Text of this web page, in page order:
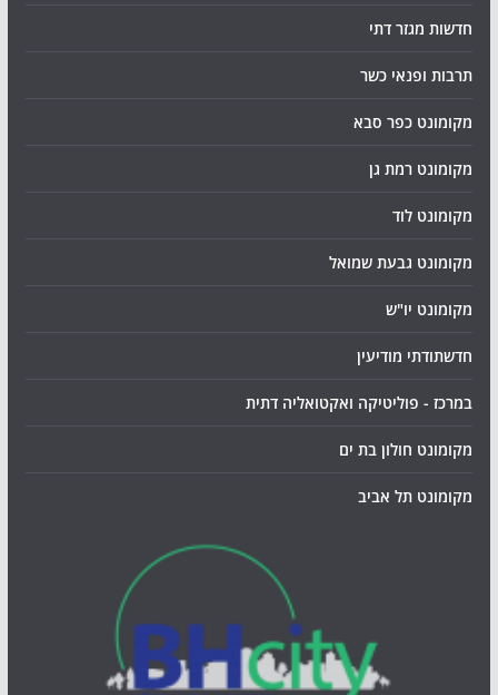
חדשות מגזר דתי
תרבות ופנאי כשר
מקומונט כפר סבא
מקומונט רמת גן
מקומונט לוד
מקומונט גבעת שמואל
מקומונט יו"ש
חדשתודתי מודיעין
במרכז - פוליטיקה ואקטואליה דתית
מקומונט חולון בת ים
מקומונט תל אביב